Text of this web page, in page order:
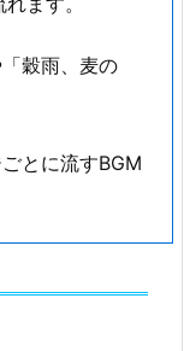
穀雨、麦の
とに流すBGM